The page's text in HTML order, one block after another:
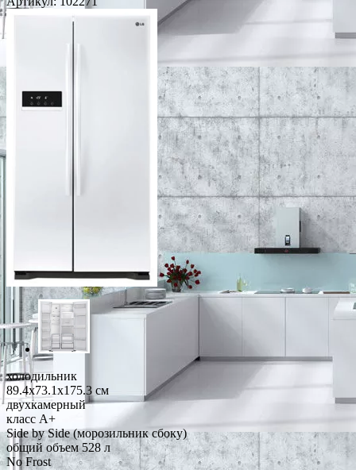
холодильник
89.4x73.1x175.3 см
двухкамерный
класс A+
Side by Side (морозильник сбоку)
общий объем 528 л
No Frost